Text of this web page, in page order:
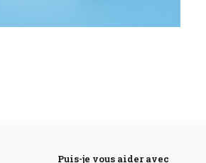
Puis-je vous aider avec